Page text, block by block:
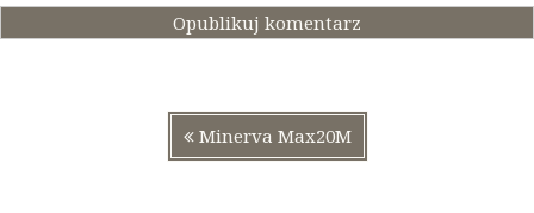
Poprzedni
post:
Minerva Max20M